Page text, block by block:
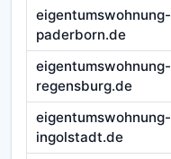
eigentumswohnung-
paderborn.de
eigentumswohnung-
regensburg.de
eigentumswohnung-
ingolstadt.de